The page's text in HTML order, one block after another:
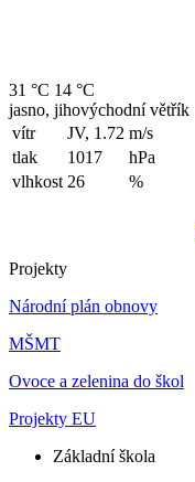
31 °C 14 °C
jasno, jihovýchodní větřík
vítr
JV, 1.72 m/s
tlak
1017
hPa
vlhkost 26 %
Projekty
Národní plán obnovy
MŠMT
Ovoce a zelenina do škol
Projekty EU
Základní škola